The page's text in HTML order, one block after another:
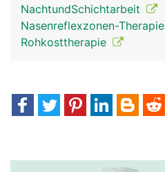
NachtundSchichtarbeit
Nasenreflexzonen-Therapie
Rohkosttherapie